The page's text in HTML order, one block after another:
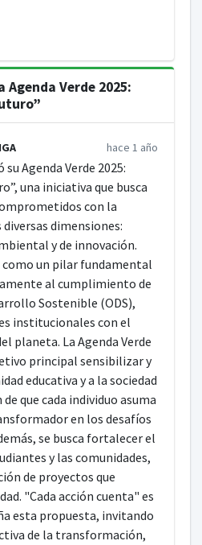
Verde 2025:
hace 1 año
Agenda Verde 2025:
una iniciativa que busca
con la
dimensiones:
y de innovación.
como un pilar fundamental
al cumplimiento de
Sostenible (ODS),
institucionales con el
planeta. La Agenda Verde
principal sensibilizar y
educativa y a la sociedad
que cada individuo asuma
en los desafíos
se busca fortalecer el
y las comunidades,
de proyectos que
"Cada acción cuenta" es
esta propuesta, invitando
de la transformación,